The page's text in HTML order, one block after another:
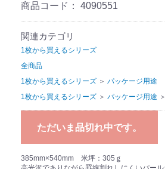
商品コード： 4090551
関連カテゴリ
1枚から買えるシリーズ
全商品
1枚から買えるシリーズ ＞ パッケージ用途
1枚から買えるシリーズ ＞ パッケージ用途 ＞
ただいま品切れ中です。
385mm×540mm 米坪：305ｇ